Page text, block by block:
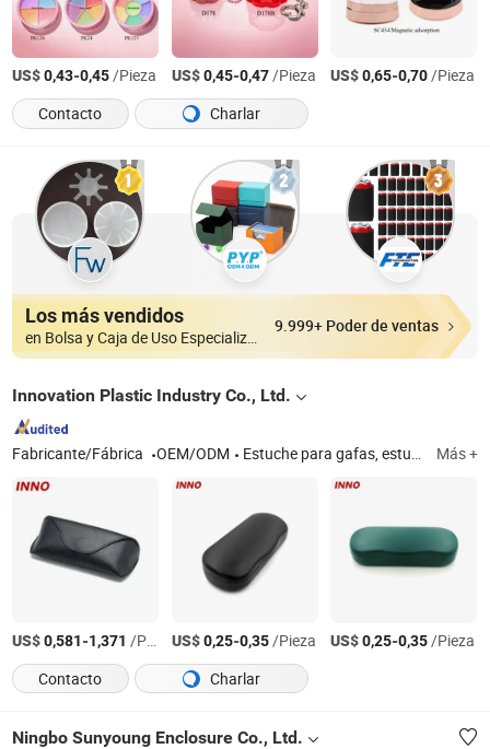
US$0,43-0,45/Pieza US$0,45-0,47/Pieza US$0,65-0,70/Pieza
Contacto
Charlar
Los más vendidos
en Bolsa y Caja de Uso Especializado
9.999+ Poder de ventas
Innovation Plastic Industry Co., Ltd.
Fabricante/Fábrica OEM/ODM Estuche para gafas, estuche de metal, estuche hecho a mano, paño para limpiar lentes, bolsa para gafas, cordón para gafas Más +
US$0,581-1,371 /Pieza US$0,25-0,35/Pieza US$0,25-0,35/Pieza
Contacto
Charlar
Ningbo Sunyoung Enclosure Co., Ltd.